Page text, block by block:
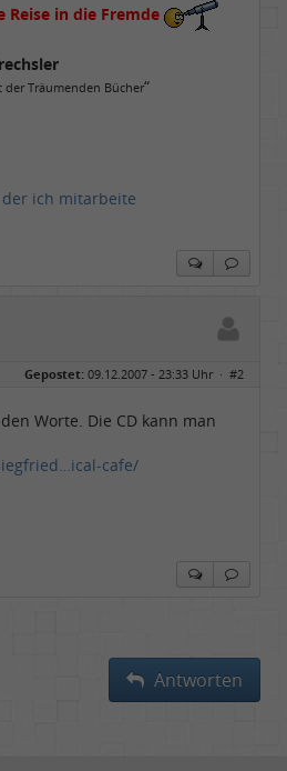
Reise in die Fremde
der Träumenden Bücher“
der ich mitarbeite
Gepostet: 09.12.2007 - 23:33 Uhr · #2
Worte. Die CD kann man
cafe/
Antworten